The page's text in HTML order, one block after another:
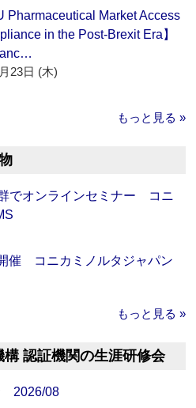
Pharmaceutical Market Access
in the Post-Brexit Era】
23日 (木)
もっと見る »
でオンラインセミナー コニ
催 コニカミノルタジャパン
もっと見る »
認証機関の生涯研修会
2026/08